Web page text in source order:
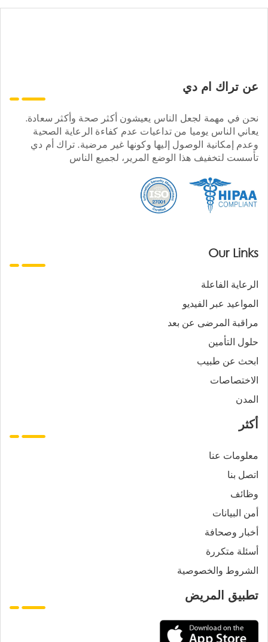
عن تراك ام دي
نحن في مهمة لجعل الناس يعيشون أكثر صحة وأكثر سعادة.
يعاني الناس يوميا من تداعيات عدم كفاءة الرعاية الصحية
وعدم إمكانية الوصول إليها وكونها غير مرضية. تراك أم دي
تأسست لتخفيف هذا الوضع المرير، لجميع الناس
Our Links
الرعاية الفاعلة
المواعيد عبر الفيديو
مراقبة المرضى عن بعد
حلول التأمين
ابحث عن طبيب
الاختصاصات
المدن
أكثر
معلومات عنا
اتصل بنا
وظائف
أمن البيانات
أخبار وصحافة
أسئلة متكررة
الشروط والخصوصية
تطبيق المريض